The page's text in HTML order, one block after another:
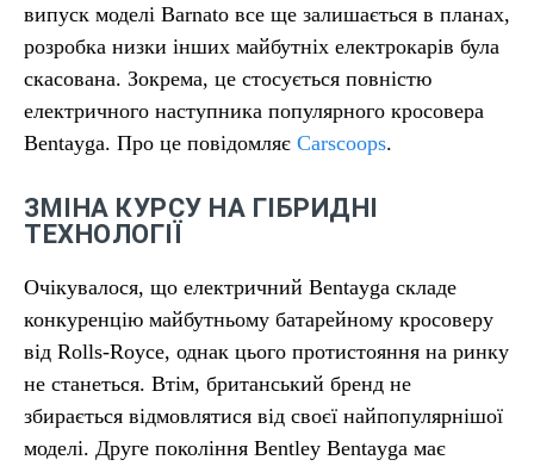
випуск моделі Barnato все ще залишається в планах,
розробка низки інших майбутніх електрокарів була
скасована. Зокрема, це стосується повністю
електричного наступника популярного кросовера
Bentayga. Про це повідомляє Carscoops.
ЗМІНА КУРСУ НА ГІБРИДНІ
ТЕХНОЛОГІЇ
Очікувалося, що електричний Bentayga складе
конкуренцію майбутньому батарейному кросоверу
від Rolls-Royce, однак цього протистояння на ринку
не станеться. Втім, британський бренд не
збирається відмовлятися від своєї найпопулярнішої
моделі. Друге покоління Bentley Bentayga має